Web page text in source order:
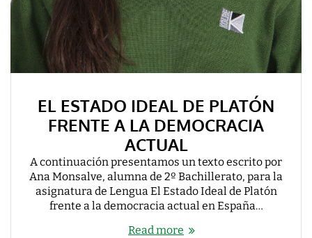
EL ESTADO IDEAL DE PLATÓN
FRENTE A LA DEMOCRACIA
ACTUAL
A continuación presentamos un texto escrito por
Ana Monsalve, alumna de 2º Bachillerato, para la
asignatura de Lengua El Estado Ideal de Platón
frente a la democracia actual en España…
Read more